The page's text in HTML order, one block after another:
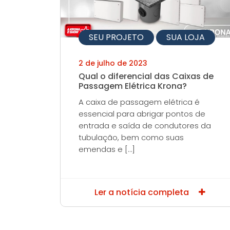
SEU PROJETO SUA LOJA
2 de julho de 2023
Qual o diferencial das Caixas de
Passagem Elétrica Krona?
A caixa de passagem elétrica é
essencial para abrigar pontos de
entrada e saída de condutores da
tubulação, bem como suas
emendas e […]
Ler a notícia completa